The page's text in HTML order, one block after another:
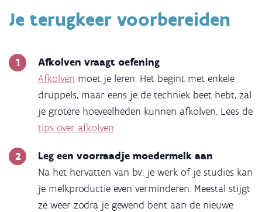
Je terugkeer voorbereiden
Afkolven vraagt oefening
Afkolven moet je leren. Het begint met enkele
druppels, maar eens je de techniek beet hebt, zal
je grotere hoeveelheden kunnen afkolven. Lees de
tips over afkolven
Leg een voorraadje moedermelk aan
Na het hervatten van bv. je werk of je studies kan
je melkproductie even verminderen. Meestal stijgt
ze weer zodra je gewend bent aan de nieuwe